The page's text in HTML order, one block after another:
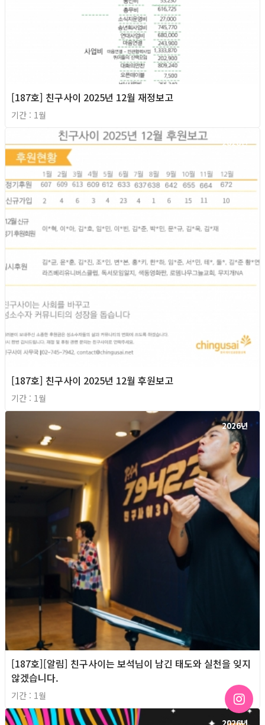
[187호] 친구사이 2025년 12월 재정보고
기간 : 1월
2026년
[187호] 친구사이 2025년 12월 후원보고
기간 : 1월
2026년
[187호][알림] 친구사이는 보석님이 남긴 태도와 실천을 잊지
않겠습니다.
기간 : 1월